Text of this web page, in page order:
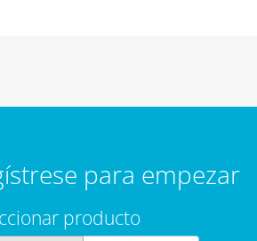
para empezar
producto